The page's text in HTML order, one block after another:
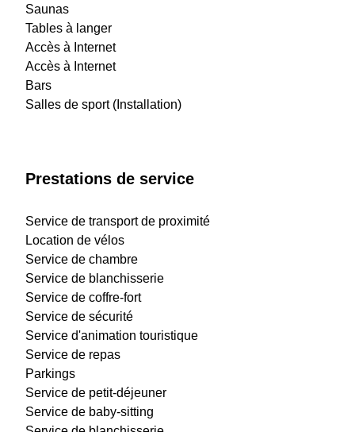
Saunas
Tables à langer
Accès à Internet
Accès à Internet
Bars
Salles de sport (Installation)
Prestations de service
Service de transport de proximité
Location de vélos
Service de chambre
Service de blanchisserie
Service de coffre-fort
Service de sécurité
Service d'animation touristique
Service de repas
Parkings
Service de petit-déjeuner
Service de baby-sitting